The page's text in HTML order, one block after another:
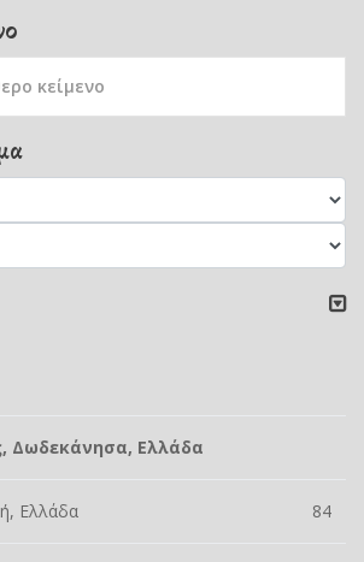
Δωδεκάνησα, Ελλάδα
Ελλάδα 84